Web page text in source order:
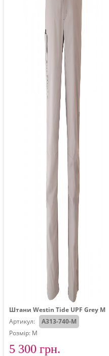
Штани Westin Tide UPF Grey M
Артикул:
A313-740-M
Розмір: M
5 300 грн.